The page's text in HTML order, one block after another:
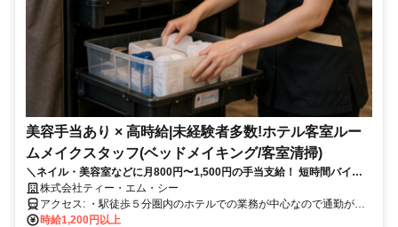
美容手当あり × 高時給|未経験者多数!ホテル客室ルー
ムメイクスタッフ(ベッドメイキング/客室清掃)
＼ネイル・美容室などに月800円〜1,500円の手当支給！ 短時間バイト
／接客なし｜未経験者多数！｜週3日〜歓迎
株式会社ティー・エム・シー
アクセス: ・駅徒歩５分圏内のホテルでの業務が中心なので通勤が楽
です
時給1,200円以上